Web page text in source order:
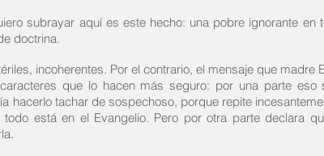
subrayar aquí es este hecho: una pobre ignorante en
doctrina.
incoherentes. Por el contrario, el mensaje que madre
que lo hacen más seguro: por una parte eso
hacerlo tachar de sospechoso, porque repite
está en el Evangelio. Pero por otra parte declara